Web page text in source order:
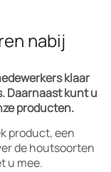
nabij
klaar
Daarnaast kunt u
producten.
product, een
de houtsoorten
u mee.